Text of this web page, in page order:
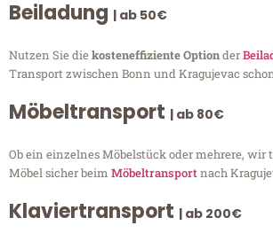
Beiladung | ab 50€
Nutzen Sie diekosteneffiziente Optionder
Transport zwischen Bonn und Kragujevac
Möbeltransport | ab 80€
Ob ein einzelnes Möbelstück oder mehrere, wir
Möbel sicher beim Möbeltransportnach
Klaviertransport | ab 200€